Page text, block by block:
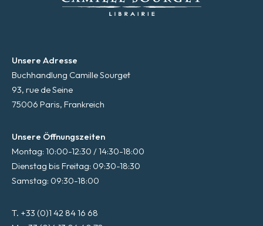
Unsere Adresse
Buchhandlung Camille Sourget
93, rue de Seine
75006 Paris, Frankreich
Unsere Öffnungszeiten
Montag: 10:00-12:30 / 14:30-18:00
Dienstag bis Freitag: 09:30-18:30
Samstag: 09:30-18:00
T. +33 (0)1 42 84 16 68